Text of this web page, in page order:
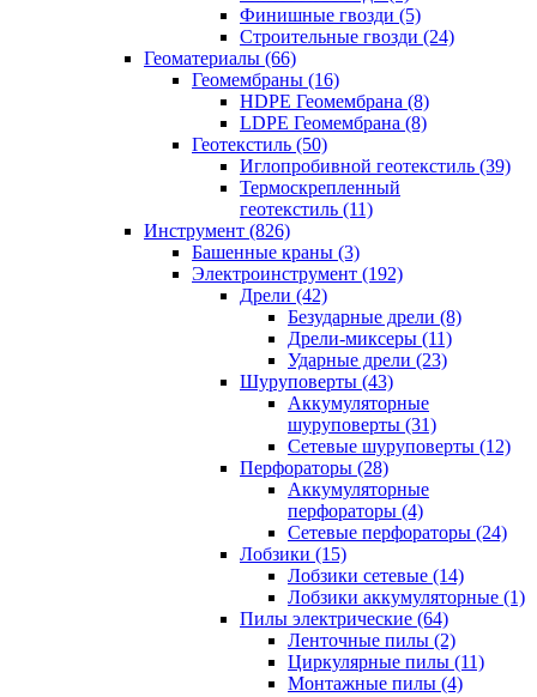
Финишные гвозди (5)
Строительные гвозди (24)
Геоматериалы (66)
Геомембраны (16)
HDPE Геомембрана (8)
LDPE Геомембрана (8)
Геотекстиль (50)
Иглопробивной геотекстиль (39)
Термоскрепленный
геотекстиль (11)
Инструмент (826)
Башенные краны (3)
Электроинструмент (192)
Дрели (42)
Безударные дрели (8)
Дрели-миксеры (11)
Ударные дрели (23)
Шуруповерты (43)
Аккумуляторные
шуруповерты (31)
Сетевые шуруповерты (12)
Перфораторы (28)
Аккумуляторные
перфораторы (4)
Сетевые перфораторы (24)
Лобзики (15)
Лобзики сетевые (14)
Лобзики аккумуляторные (1)
Пилы электрические (64)
Ленточные пилы (2)
Циркулярные пилы (11)
Монтажные пилы (4)